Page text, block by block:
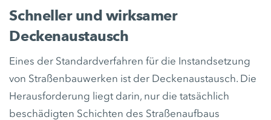
Schneller und wirksamer
Deckenaustausch
Eines der Standardverfahren für die Instandsetzung
von Straßenbauwerken ist der Deckenaustausch. Die
Herausforderung liegt darin, nur die tatsächlich
beschädigten Schichten des Straßenaufbaus